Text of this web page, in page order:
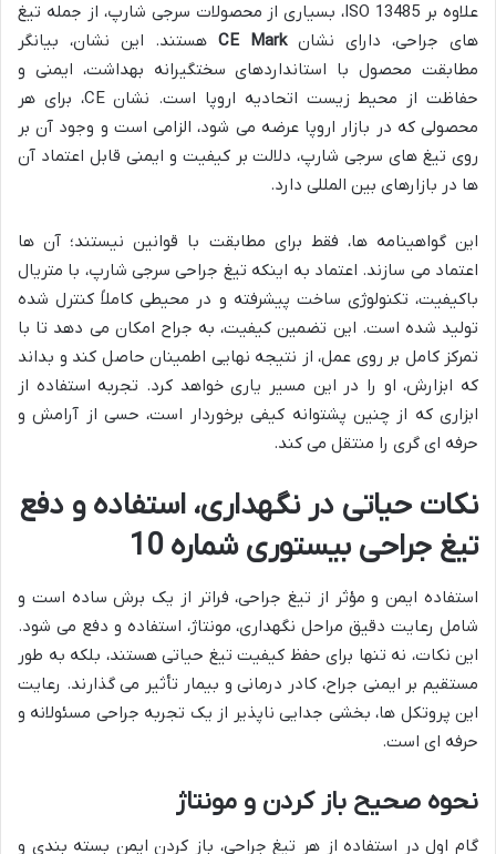
علاوه بر ISO 13485، بسیاری از محصولات سرجی شارپ، از جمله تیغ
های جراحی، دارای نشانCE Mark هستند. این نشان، بیانگر
مطابقت محصول با استانداردهای سختگیرانه بهداشت، ایمنی و
حفاظت از محیط زیست اتحادیه اروپا است. نشان CE، برای هر
محصولی که در بازار اروپا عرضه می شود، الزامی است و وجود آن بر
روی تیغ های سرجی شارپ، دلالت بر کیفیت و ایمنی قابل اعتماد آن
ها در بازارهای بین المللی دارد.
این گواهینامه ها، فقط برای مطابقت با قوانین نیستند؛ آن ها
اعتماد می سازند. اعتماد به اینکه تیغ جراحی سرجی شارپ، با متریال
باکیفیت، تکنولوژی ساخت پیشرفته و در محیطی کاملاً کنترل شده
تولید شده است. این تضمین کیفیت، به جراح امکان می دهد تا با
تمرکز کامل بر روی عمل، از نتیجه نهایی اطمینان حاصل کند و بداند
که ابزارش، او را در این مسیر یاری خواهد کرد. تجربه استفاده از
ابزاری که از چنین پشتوانه کیفی برخوردار است، حسی از آرامش و
حرفه ای گری را منتقل می کند.
نکات حیاتی در نگهداری، استفاده و دفع
تیغ جراحی بیستوری شماره 10
استفاده ایمن و مؤثر از تیغ جراحی، فراتر از یک برش ساده است و
شامل رعایت دقیق مراحل نگهداری، مونتاژ، استفاده و دفع می شود.
این نکات، نه تنها برای حفظ کیفیت تیغ حیاتی هستند، بلکه به طور
مستقیم بر ایمنی جراح، کادر درمانی و بیمار تأثیر می گذارند. رعایت
این پروتکل ها، بخشی جدایی ناپذیر از یک تجربه جراحی مسئولانه و
حرفه ای است.
نحوه صحیح باز کردن و مونتاژ
گام اول در استفاده از هر تیغ جراحی، باز کردن ایمن بسته بندی و